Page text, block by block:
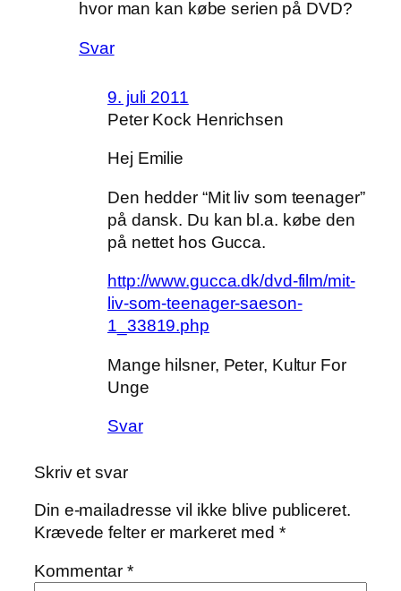
hvor man kan købe serien på DVD?
Svar
9. juli 2011
Peter Kock Henrichsen
Hej Emilie
Den hedder “Mit liv som teenager”
på dansk. Du kan bl.a. købe den
på nettet hos Gucca.
http://www.gucca.dk/dvd-film/mit-
liv-som-teenager-saeson-
1_33819.php
Mange hilsner, Peter, Kultur For
Unge
Svar
Skriv et svar
Din e-mailadresse vil ikke blive publiceret.
Krævede felter er markeret med *
Kommentar*